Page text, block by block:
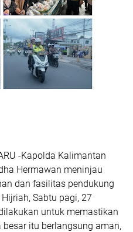
-Kapolda Kalimantan
Hermawan meninjau
dan fasilitas pendukung
Sabtu pagi, 27
untuk memastikan
itu berlangsung aman,